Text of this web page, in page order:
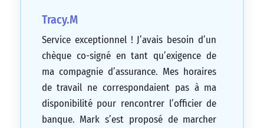
Tracy.M
Service exceptionnel ! J’avais besoin d’un
chèque co-signé en tant qu’exigence de
ma compagnie d’assurance. Mes horaires
de travail ne correspondaient pas à ma
disponibilité pour rencontrer l’officier de
banque. Mark s’est proposé de marcher